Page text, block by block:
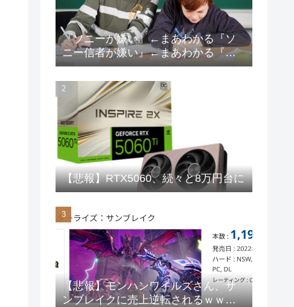
『ソニーが嫌い』←まあわかる『ソ
ニー信者が嫌い』←まあわかる『任
天堂信者が嫌い』←まあわかる
【悲報】RTX5060、続々と8万円台に
【悲報】モンハンワイルズさん、サ
ンブレイクに売上逆転されるｗｗｗ